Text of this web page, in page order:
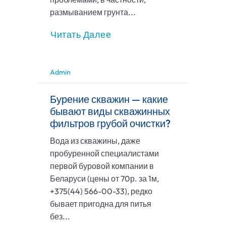
размыванием грунта...
Читать Далее
Admin
Бурение скважин — какие
бывают виды скважинных
фильтров грубой очистки?
Вода из скважины, даже
пробуренной специалистами
первой буровой компании в
Беларуси (цены от 70р. за 1м,
+375(44) 566-00-33), редко
бывает пригодна для питья
без...